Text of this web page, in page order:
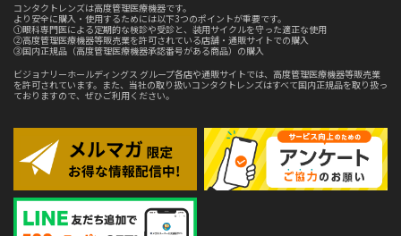
コンタクトレンズは高度管理医療機器です。
より安全に購入・使用するためには以下3つのポイントが重要です。
①眼科専門医による定期的な検診や受診と、装用サイクルを守った適正な使用
②高度管理医療機器等販売業を許可されている店舗・通販サイトでの購入
③国内正規品（高度管理医療機器承認番号がある商品）の購入
ビジョナリーホールディングス グループ各店や通販サイトでは、高度管理医療機器等販売業
を許可されています。また、当社の取り扱いコンタクトレンズはすべて国内正規品を取り扱っ
ておりますので、ぜひご利用ください。